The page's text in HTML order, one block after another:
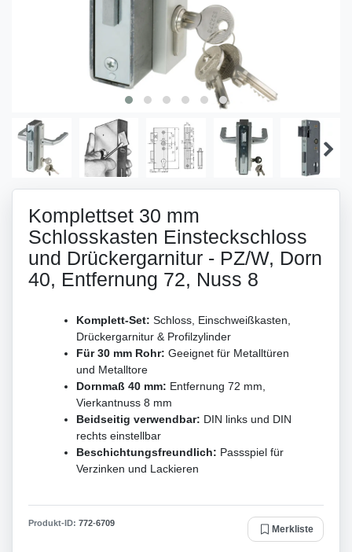
Komplettset 30 mm
Schlosskasten Einsteckschloss
und Drückergarnitur - PZ/W, Dorn
40, Entfernung 72, Nuss 8
Komplett-Set: Schloss, Einschweißkasten,
Drückergarnitur & Profilzylinder
Für 30 mm Rohr: Geeignet für Metalltüren
und Metalltore
Dornmaß 40 mm: Entfernung 72 mm,
Vierkantnuss 8 mm
Beidseitig verwendbar: DIN links und DIN
rechts einstellbar
Beschichtungsfreundlich: Passspiel für
Verzinken und Lackieren
Produkt-ID: 772-6709
Merkliste